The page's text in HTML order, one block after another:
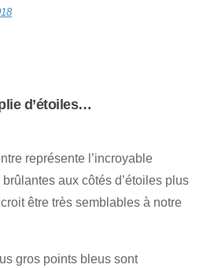
d’étoiles…
représente l’incroyable
aux côtés d’étoiles plus
être très semblables à notre
gros points bleus sont